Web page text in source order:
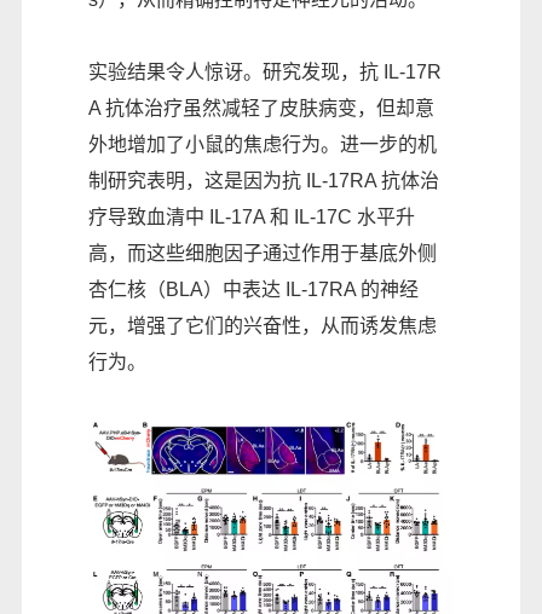
实验结果令人惊讶。研究发现，抗 IL-17R
A 抗体治疗虽然减轻了皮肤病变，但却意
外地增加了小鼠的焦虑行为。进一步的机
制研究表明，这是因为抗 IL-17RA 抗体治
疗导致血清中 IL-17A 和 IL-17C 水平升
高，而这些细胞因子通过作用于基底外侧
杏仁核（BLA）中表达 IL-17RA 的神经
元，增强了它们的兴奋性，从而诱发焦虑
行为。